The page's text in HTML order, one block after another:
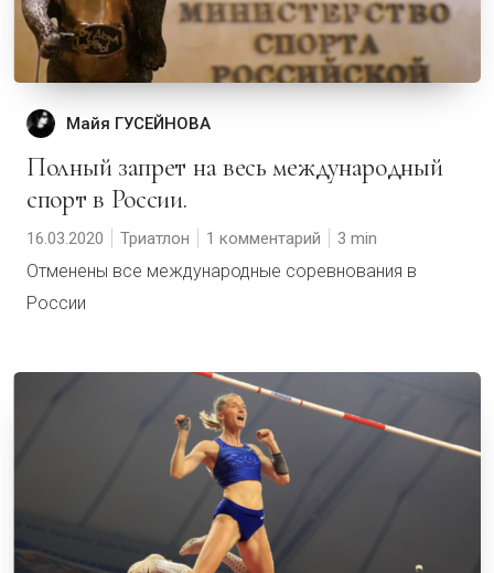
Майя ГУСЕЙНОВА
Полный запрет на весь международный
спорт в России.
16.03.2020 Триатлон 1 комментарий 3
Отменены все международные соревнования в
России